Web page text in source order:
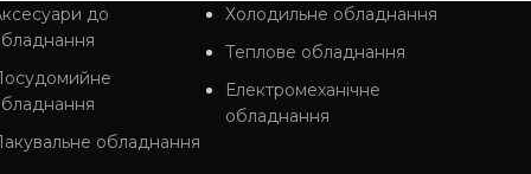
до
обладнання
Холодильне обладнання
Теплове обладнання
Електромеханічне
обладнання